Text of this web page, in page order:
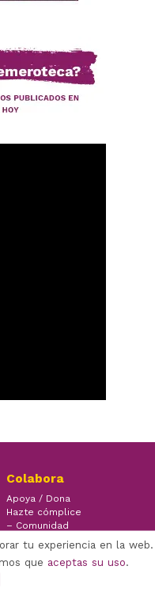
Colabora
Apoya / Dona
Hazte cómplice
– Comunidad
– Ayudatu experiencia en la web.
que aceptas su uso.